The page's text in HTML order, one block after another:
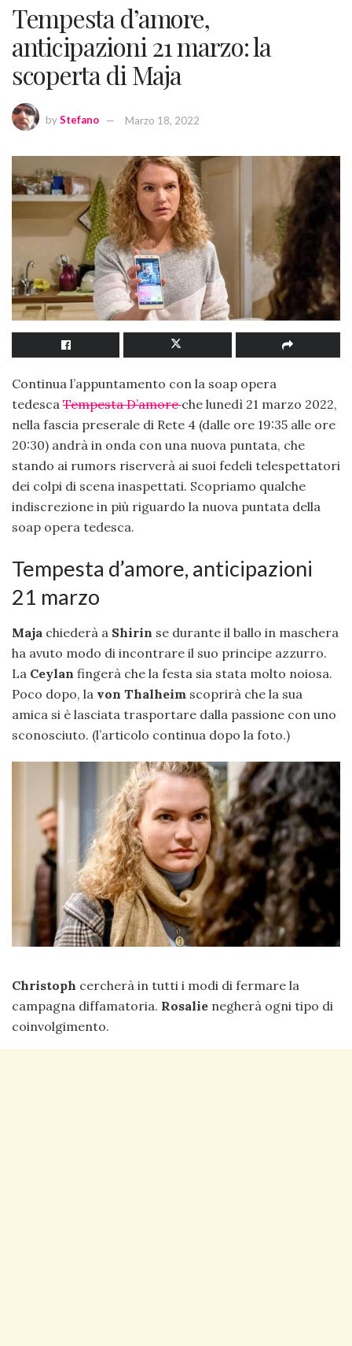
Tempesta d’amore,
anticipazioni 21 marzo: la
scoperta di Maja
byStefano Marzo 18, 2022
Continua l’appuntamento con la soap opera
tedesca Tempesta D’amoreche lunedì 21 marzo 2022,
nella fascia preserale di Rete 4 (dalle ore 19:35 alle ore
20:30) andrà in onda con una nuova puntata, che
stando ai rumors riserverà ai suoi fedeli telespettatori
dei colpi di scena inaspettati. Scopriamo qualche
indiscrezione in più riguardo la nuova puntata della
soap opera tedesca.
Tempesta d’amore, anticipazioni
21 marzo
Maja chiederà a Shirin se durante il ballo in maschera
ha avuto modo di incontrare il suo principe azzurro.
La Ceylan fingerà che la festa sia stata molto noiosa.
Poco dopo, la von Thalheim scoprirà che la sua
amica si è lasciata trasportare dalla passione con uno
sconosciuto. (l’articolo continua dopo la foto.)
Christoph cercherà in tutti i modi di fermare la
campagna diffamatoria. Rosalie negherà ogni tipo di
coinvolgimento.